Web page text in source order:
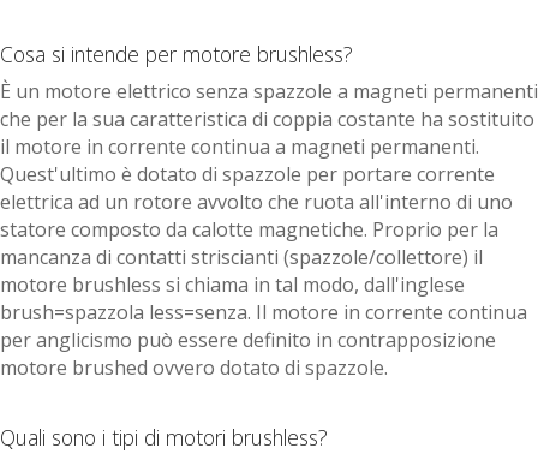
Cosa si intende per motore brushless?
È un motore elettrico senza spazzole a magneti permanenti
che per la sua caratteristica di coppia costante ha sostituito
il motore in corrente continua a magneti permanenti.
Quest'ultimo è dotato di spazzole per portare corrente
elettrica ad un rotore avvolto che ruota all'interno di uno
statore composto da calotte magnetiche. Proprio per la
mancanza di contatti striscianti (spazzole/collettore) il
motore brushless si chiama in tal modo, dall'inglese
brush=spazzola less=senza. Il motore in corrente continua
per anglicismo può essere definito in contrapposizione
motore brushed ovvero dotato di spazzole.
Quali sono i tipi di motori brushless?